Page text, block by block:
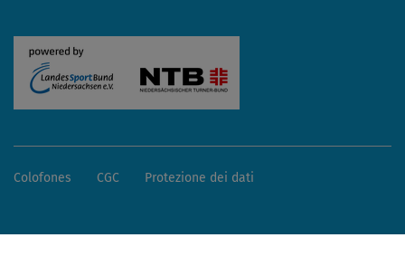
Colofones CGC Protezione dei dati